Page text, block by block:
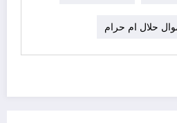
حلال ام حرام